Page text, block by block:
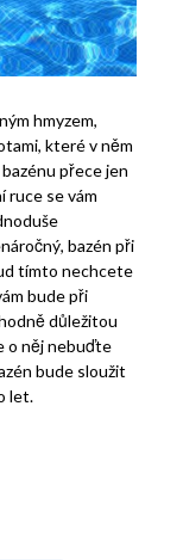
hmyzem,
které v něm
přece jen
ruce se vám
bazén při
tímto nechcete
bude při
důležitou
o něj nebuďte
bude sloužit
let.